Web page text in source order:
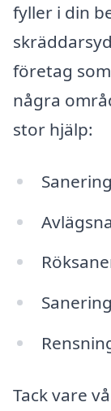
fyller i din
företag
några
stor hjälp:
Tack vare